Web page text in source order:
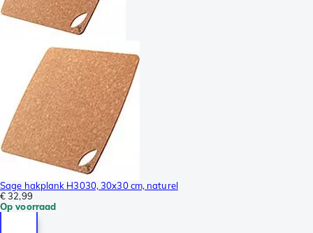
Sage hakplank H3030, 30x30 cm, naturel
€ 32,99
Op voorraad